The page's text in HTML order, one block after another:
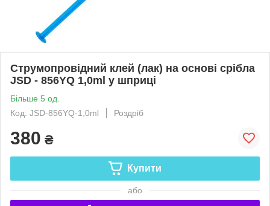
Струмопровідний клей (лак) на основі срібла
JSD - 856YQ 1,0ml у шприці
Більше 5 од.
Код: JSD-856YQ-1,0ml
Роздріб
380 ₴
Купити
або